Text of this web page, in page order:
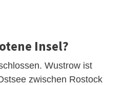
Insel?
Wustrow ist
zwischen Rostock